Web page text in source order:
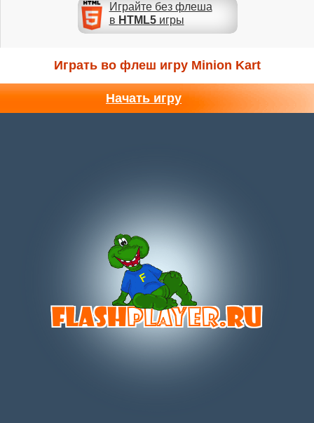
Играйте без флеша
в HTML5игры
Играть во флеш игру Minion Kart
Начать игру